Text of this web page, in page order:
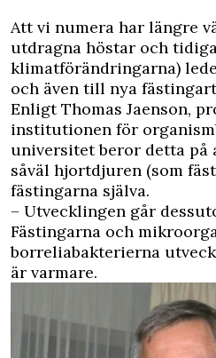
Att vi numera har längre
utdragna höstar och
klimatförändringarna)
och även till nya
Enligt Thomas Jaenson,
institutionen för
universitet beror detta på
såväl hjortdjuren (som
fästingarna själva.
– Utvecklingen går
Fästingarna och
borreliabakterierna
är varmare.